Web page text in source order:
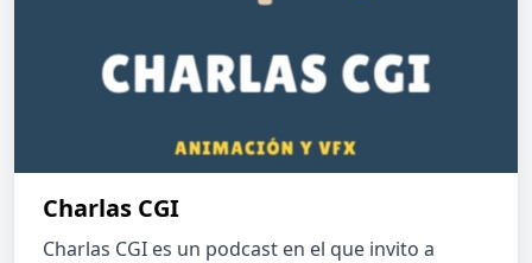
Charlas CGI
Charlas CGI es un podcast en el que invito a